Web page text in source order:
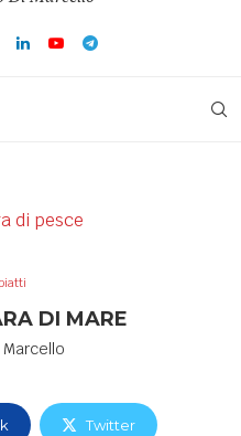
DI MARE
Marcello
Twitter